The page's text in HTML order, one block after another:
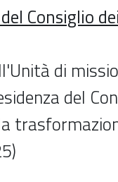
Consiglio
di
del